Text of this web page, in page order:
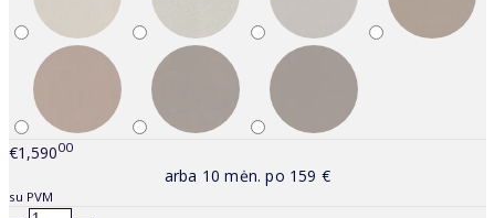
€1,59000
arba 10 mėn. po 159 €
su PVM